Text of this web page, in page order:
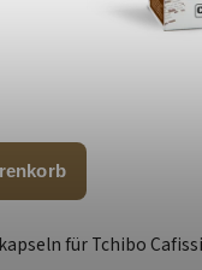
für Tchibo